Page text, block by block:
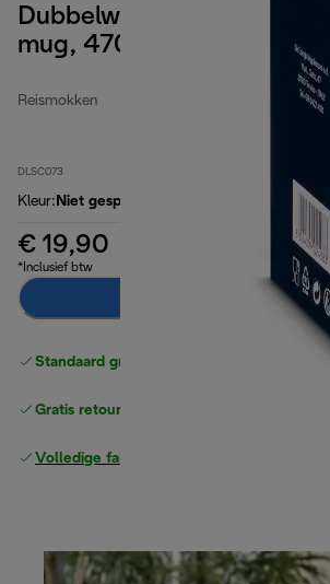
Dubbelwandige
mug, 470 ml
Reismokken
DLSC073
Kleur: Niet gespecificeerd
€ 19,90
*Inclusief btw
In winkelwagen
Standaard gratis verzending
Gratis retourneren
Volledige fabrieksgarantie